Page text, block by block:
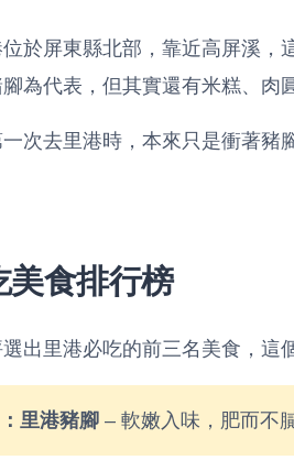
於屏東縣北部，靠近高屏溪，
為代表，但其實還有米糕、肉
次去里港時，本來只是衝著豬
美食排行榜
出里港必吃的前三名美食，這
里港豬腳 – 軟嫩入味，肥而不